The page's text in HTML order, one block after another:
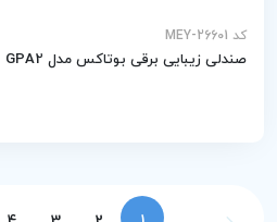
کد MEY-26601
صندلی زیبایی برقی بوتاکس مدل GPA2